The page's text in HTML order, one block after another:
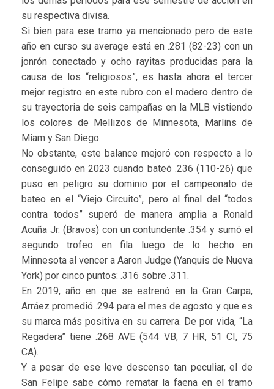
su respectiva divisa.
Si bien para ese tramo ya mencionado pero de este
año en curso su average está en .281 (82-23) con un
jonrón conectado y ocho rayitas producidas para la
causa de los “religiosos”, es hasta ahora el tercer
mejor registro en este rubro con el madero dentro de
su trayectoria de seis campañas en la MLB vistiendo
los colores de Mellizos de Minnesota, Marlins de
Miam y San Diego.
No obstante, este balance mejoró con respecto a lo
conseguido en 2023 cuando bateó .236 (110-26) que
puso en peligro su dominio por el campeonato de
bateo en el “Viejo Circuito”, pero al final del “todos
contra todos” superó de manera amplia a Ronald
Acuña Jr. (Bravos) con un contundente .354 y sumó el
segundo trofeo en fila luego de lo hecho en
Minnesota al vencer a Aaron Judge (Yanquis de Nueva
York) por cinco puntos: .316 sobre .311.
En 2019, año en que se estrenó en la Gran Carpa,
Arráez promedió .294 para el mes de agosto y que es
su marca más positiva en su carrera. De por vida, “La
Regadera” tiene .268 AVE (544 VB, 7 HR, 51 CI, 75
CA).
Y a pesar de ese leve descenso tan peculiar, el de
San Felipe sabe cómo rematar la faena en el tramo